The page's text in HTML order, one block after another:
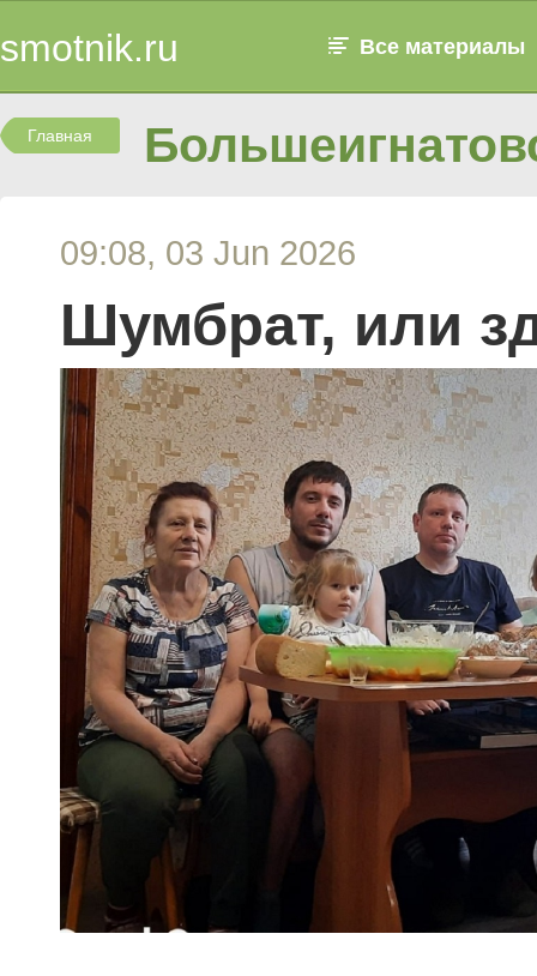
smotnik.ru Все материалы
Главная
09:08, 03 Jun 2026
Шумбрат, или